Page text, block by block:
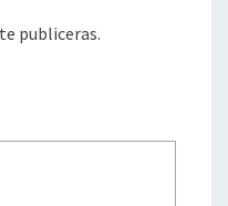
publiceras.